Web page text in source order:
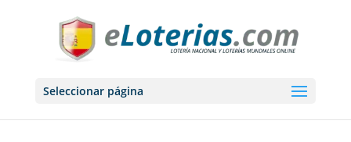
Seleccionar página